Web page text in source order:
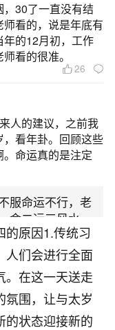
处理
用已经使用过
之间将其取
中新的位置重新
当年的农历腊月
的原因1.传统习
人们会进行全面
。在这一天送走
氛围，让与太岁
的状态迎接新的
30了一直没有结
看的，说是年底有
的12月初，工作
看的很准。
26
人的建议，之前我
看年卦。回顾这些
命运真的是注定
服命运不行，老
二运三风水，
化太岁，看年
分啊！
19